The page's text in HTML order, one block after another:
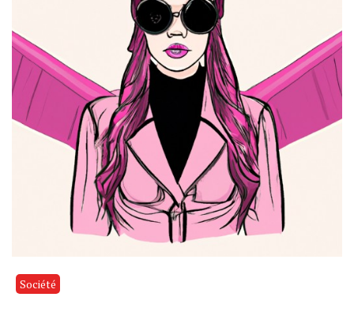
Société